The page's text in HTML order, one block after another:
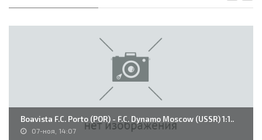
Boavista F.C. Porto (POR) - F.C. Dynamo Moscow (USSR) 1:1..
07-ноя, 14:07